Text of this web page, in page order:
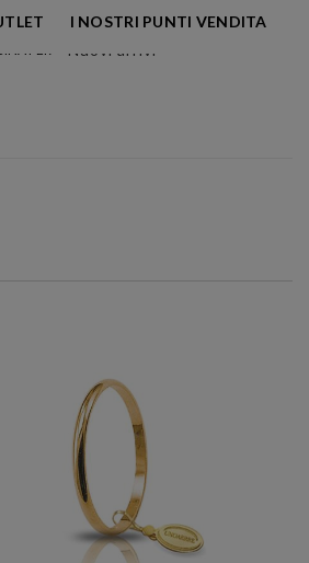
I NOSTRI PUNTI VENDITA
PER
Nuovi arrivi